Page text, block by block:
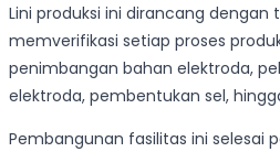
Lini produksi ini dirancang
memverifikasi setiap proses
penimbangan bahan elektroda,
elektroda, pembentukan sel,
Pembangunan fasilitas ini selesai